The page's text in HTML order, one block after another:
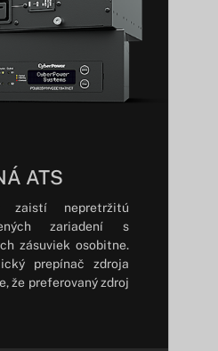
ATS
zaistí nepretržitú
zariadení s
zásuviek osobitne.
prepínač zdroja
že preferovaný zdroj